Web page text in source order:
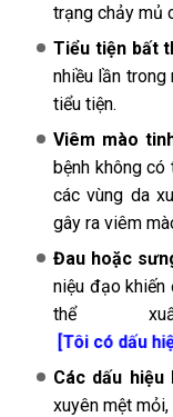
trạng chảy mủ
Tiểu tiện bất
nhiều lần trong
tiểu tiện.
Viêm mào
bệnh không có
các vùng da
gây ra viêm
Đau hoặc
niệu đạo
thể
[Tôi có dấu
Các dấu hiệu
xuyên mệt